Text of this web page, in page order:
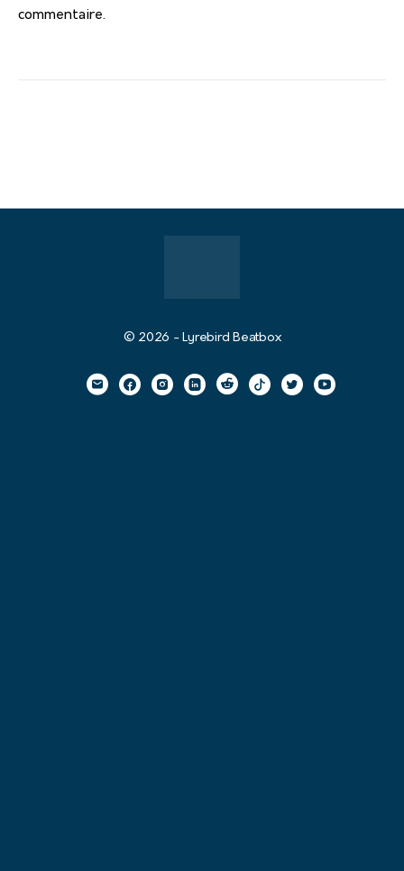
commentaire.
© 2026 - Lyrebird Beatbox